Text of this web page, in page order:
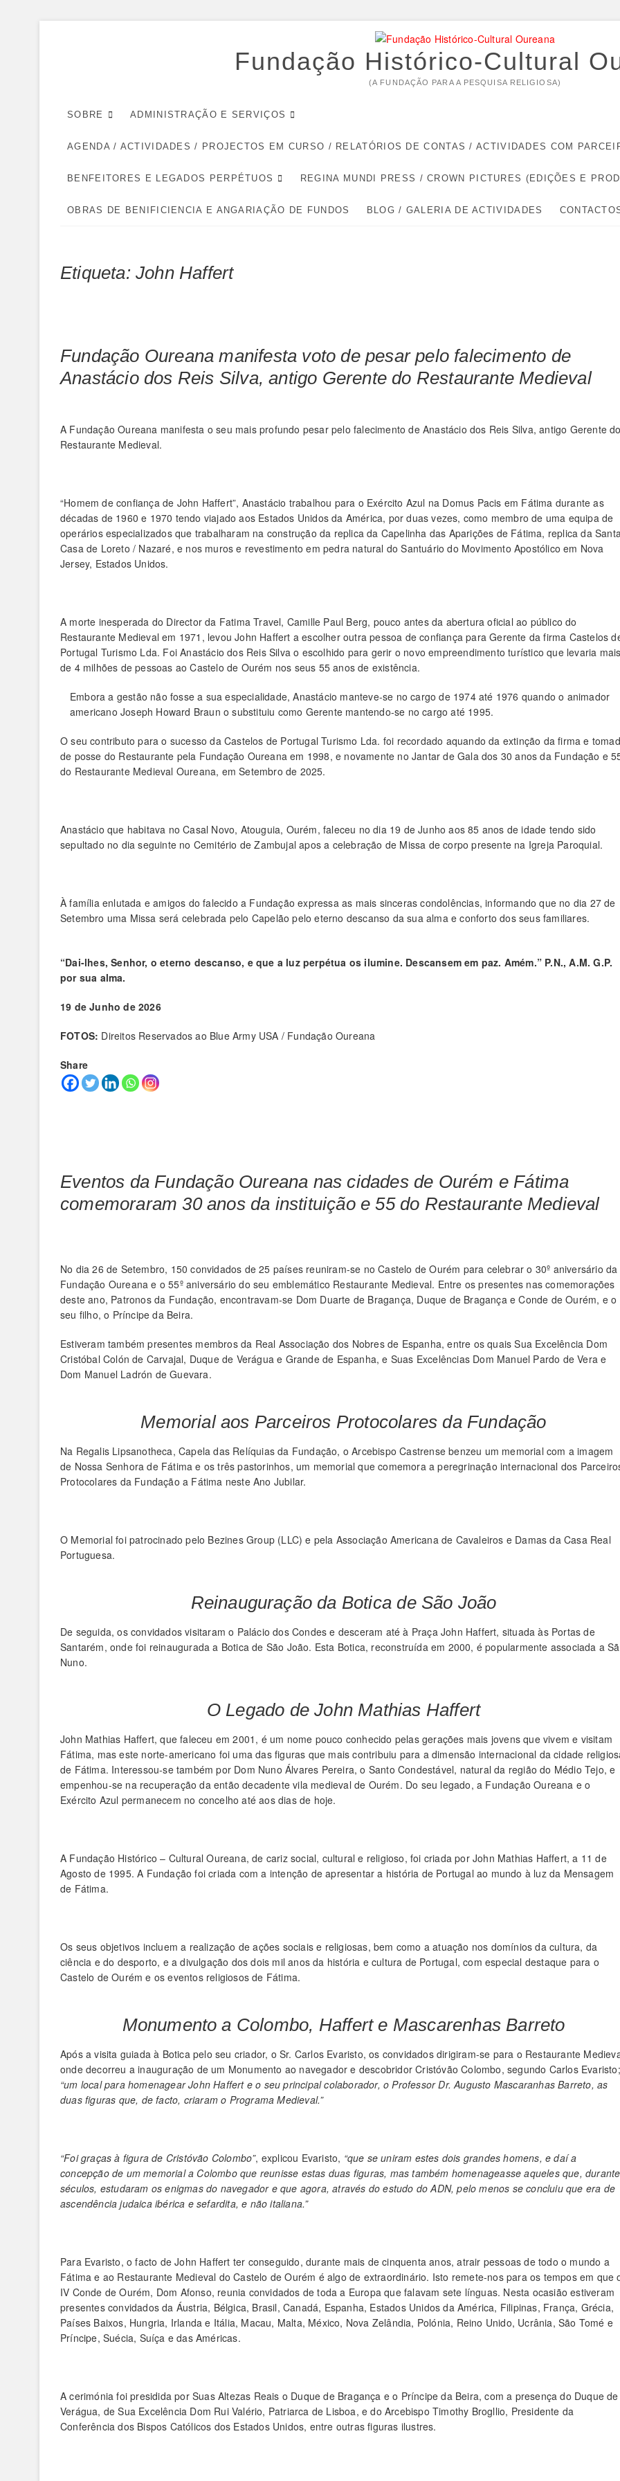
Fundação Histórico-Cultural
(A FUNDAÇÃO PARA A PESQUISA RELIGIOSA)
SOBRE ADMINISTRAÇÃO E SERVIÇOS
AGENDA / ACTIVIDADES / PROJECTOS EM CURSO / RELATÓRIOS DE CONTAS / ACTIVIDADES COM
BENFEITORES E LEGADOS PERPÉTUOS REGINA MUNDI PRESS / CROWN PICTURES (EDIÇÕES E
OBRAS DE BENIFICIENCIA E ANGARIAÇÃO DE FUNDOS BLOG / GALERIA DE ACTIVIDADES
Etiqueta: John Haffert
Fundação Oureana manifesta voto de pesar pelo falecimento de
Anastácio dos Reis Silva, antigo Gerente do Restaurante Medieval
A Fundação Oureana manifesta o seu mais profundo pesar pelo falecimento de Anastácio dos Reis Silva, antigo Gerente
Restaurante Medieval.
“Homem de confiança de John Haffert”, Anastácio trabalhou para o Exército Azul na Domus Pacis em Fátima durante as
décadas de 1960 e 1970 tendo viajado aos Estados Unidos da América, por duas vezes, como membro de uma equipa de
operários especializados que trabalharam na construção da replica da Capelinha das Aparições de Fátima, replica da
Casa de Loreto / Nazaré, e nos muros e revestimento em pedra natural do Santuário do Movimento Apostólico em Nova
Jersey, Estados Unidos.
A morte inesperada do Director da Fatima Travel, Camille Paul Berg, pouco antes da abertura oficial ao público do
Restaurante Medieval em 1971, levou John Haffert a escolher outra pessoa de confiança para Gerente da firma Castelos
Portugal Turismo Lda. Foi Anastácio dos Reis Silva o escolhido para gerir o novo empreendimento turístico que levaria
de 4 milhões de pessoas ao Castelo de Ourém nos seus 55 anos de existência.
Embora a gestão não fosse a sua especialidade, Anastácio manteve-se no cargo de 1974 até 1976 quando o animador
americano Joseph Howard Braun o substituiu como Gerente mantendo-se no cargo até 1995.
O seu contributo para o sucesso da Castelos de Portugal Turismo Lda. foi recordado aquando da extinção da firma e
de posse do Restaurante pela Fundação Oureana em 1998, e novamente no Jantar de Gala dos 30 anos da Fundação e
do Restaurante Medieval Oureana, em Setembro de 2025.
Anastácio que habitava no Casal Novo, Atouguia, Ourém, faleceu no dia 19 de Junho aos 85 anos de idade tendo sido
sepultado no dia seguinte no Cemitério de Zambujal apos a celebração de Missa de corpo presente na Igreja Paroquial.
À família enlutada e amigos do falecido a Fundação expressa as mais sinceras condolências, informando que no dia 27 de
Setembro uma Missa será celebrada pelo Capelão pelo eterno descanso da sua alma e conforto dos seus familiares.
“Dai-lhes, Senhor, o eterno descanso, e que a luz perpétua os ilumine. Descansem em paz. Amém.” P.N., A.M. G.P.
por sua alma.
19 de Junho de 2026
FOTOS: Direitos Reservados ao Blue Army USA / Fundação Oureana
Share
Eventos da Fundação Oureana nas cidades de Ourém e Fátima
comemoraram 30 anos da instituição e 55 do Restaurante Medieval
No dia 26 de Setembro, 150 convidados de 25 países reuniram-se no Castelo de Ourém para celebrar o 30º aniversário da
Fundação Oureana e o 55º aniversário do seu emblemático Restaurante Medieval. Entre os presentes nas comemorações
deste ano, Patronos da Fundação, encontravam-se Dom Duarte de Bragança, Duque de Bragança e Conde de Ourém, e o
seu filho, o Príncipe da Beira.
Estiveram também presentes membros da Real Associação dos Nobres de Espanha, entre os quais Sua Excelência Dom
Cristóbal Colón de Carvajal, Duque de Verágua e Grande de Espanha, e Suas Excelências Dom Manuel Pardo de Vera e
Dom Manuel Ladrón de Guevara.
Memorial aos Parceiros Protocolares da Fundação
Na Regalis Lipsanotheca, Capela das Relíquias da Fundação, o Arcebispo Castrense benzeu um memorial com a imagem
de Nossa Senhora de Fátima e os três pastorinhos, um memorial que comemora a peregrinação internacional dos
Protocolares da Fundação a Fátima neste Ano Jubilar.
O Memorial foi patrocinado pelo Bezines Group (LLC) e pela Associação Americana de Cavaleiros e Damas da Casa Real
Portuguesa.
Reinauguração da Botica de São João
De seguida, os convidados visitaram o Palácio dos Condes e desceram até à Praça John Haffert, situada às Portas de
Santarém, onde foi reinaugurada a Botica de São João. Esta Botica, reconstruída em 2000, é popularmente associada a
Nuno.
O Legado de John Mathias Haffert
John Mathias Haffert, que faleceu em 2001, é um nome pouco conhecido pelas gerações mais jovens que vivem e visitam
Fátima, mas este norte-americano foi uma das figuras que mais contribuiu para a dimensão internacional da cidade
de Fátima. Interessou-se também por Dom Nuno Álvares Pereira, o Santo Condestável, natural da região do Médio Tejo, e
empenhou-se na recuperação da então decadente vila medieval de Ourém. Do seu legado, a Fundação Oureana e o
Exército Azul permanecem no concelho até aos dias de hoje.
A Fundação Histórico – Cultural Oureana, de cariz social, cultural e religioso, foi criada por John Mathias Haffert, a 11 de
Agosto de 1995. A Fundação foi criada com a intenção de apresentar a história de Portugal ao mundo à luz da Mensagem
de Fátima.
Os seus objetivos incluem a realização de ações sociais e religiosas, bem como a atuação nos domínios da cultura, da
ciência e do desporto, e a divulgação dos dois mil anos da história e cultura de Portugal, com especial destaque para o
Castelo de Ourém e os eventos religiosos de Fátima.
Monumento a Colombo, Haffert e Mascarenhas Barreto
Após a visita guiada à Botica pelo seu criador, o Sr. Carlos Evaristo, os convidados dirigiram-se para o Restaurante
onde decorreu a inauguração de um Monumento ao navegador e descobridor Cristóvão Colombo, segundo Carlos Evaristo;
“um local para homenagear John Haffert e o seu principal colaborador, o Professor Dr. Augusto Mascaranhas Barreto, as
duas figuras que, de facto, criaram o Programa Medieval.”
“Foi graças à figura de Cristóvão Colombo”, explicou Evaristo, “que se uniram estes dois grandes homens, e daí a
concepção de um memorial a Colombo que reunisse estas duas figuras, mas também homenageasse aqueles que, durante
séculos, estudaram os enigmas do navegador e que agora, através do estudo do ADN, pelo menos se concluiu que era de
ascendência judaica ibérica e sefardita, e não italiana.”
Para Evaristo, o facto de John Haffert ter conseguido, durante mais de cinquenta anos, atrair pessoas de todo o mundo a
Fátima e ao Restaurante Medieval do Castelo de Ourém é algo de extraordinário. Isto remete-nos para os tempos em que
IV Conde de Ourém, Dom Afonso, reunia convidados de toda a Europa que falavam sete línguas. Nesta ocasião estiveram
presentes convidados da Áustria, Bélgica, Brasil, Canadá, Espanha, Estados Unidos da América, Filipinas, França, Grécia,
Países Baixos, Hungria, Irlanda e Itália, Macau, Malta, México, Nova Zelândia, Polónia, Reino Unido, Ucrânia, São Tomé e
Príncipe, Suécia, Suíça e das Américas.
A cerimónia foi presidida por Suas Altezas Reais o Duque de Bragança e o Príncipe da Beira, com a presença do Duque de
Verágua, de Sua Excelência Dom Rui Valério, Patriarca de Lisboa, e do Arcebispo Timothy Brogllio, Presidente da
Conferência dos Bispos Católicos dos Estados Unidos, entre outras figuras ilustres.